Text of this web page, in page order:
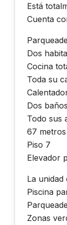
Está
Cuenta
Dos
Cocina
Toda su
Dos
Todo sus
67
Piso 7
Elevador
La
Piscina
Zonas